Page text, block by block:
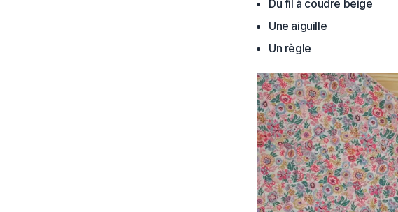
Du fil à coudre beige
Une aiguille
Un règle